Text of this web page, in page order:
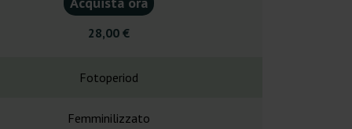
28,00 €
Fotoperiod
Femminilizzato